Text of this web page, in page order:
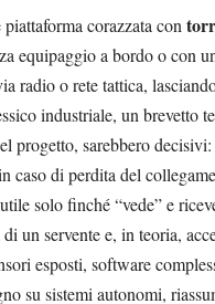
corazzata con
equipaggio a bordo o con
radio o rete tattica,
industriale, un brevetto
progetto, sarebbero
caso di perdita del
solo finché “vede” e
un servente e, in teoria,
esposti, software
su sistemi autonomi,